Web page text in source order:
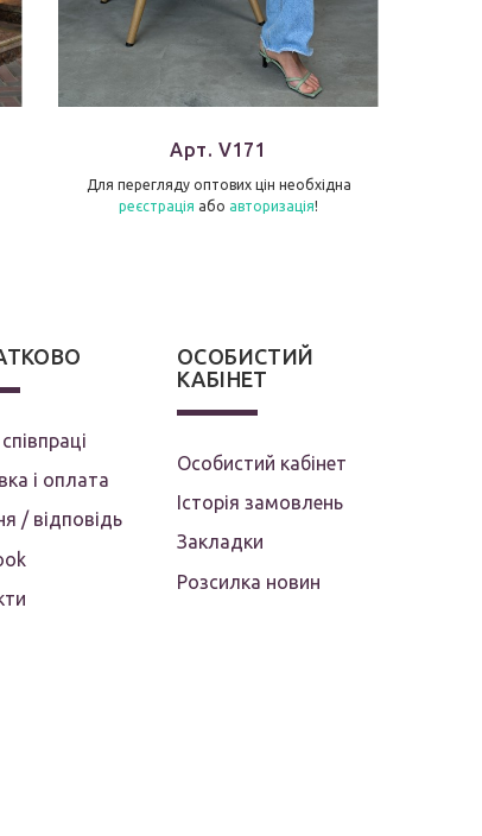
Арт. V171
Для перегляду оптових цін необхідна
реєстрація або авторизація!
і оплата
/ відповідь
ОСОБИСТИЙ
КАБІНЕТ
Особистий кабінет
Історія замовлень
Закладки
Розсилка новин